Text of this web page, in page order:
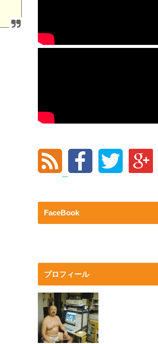
FaceBook
プロフィール